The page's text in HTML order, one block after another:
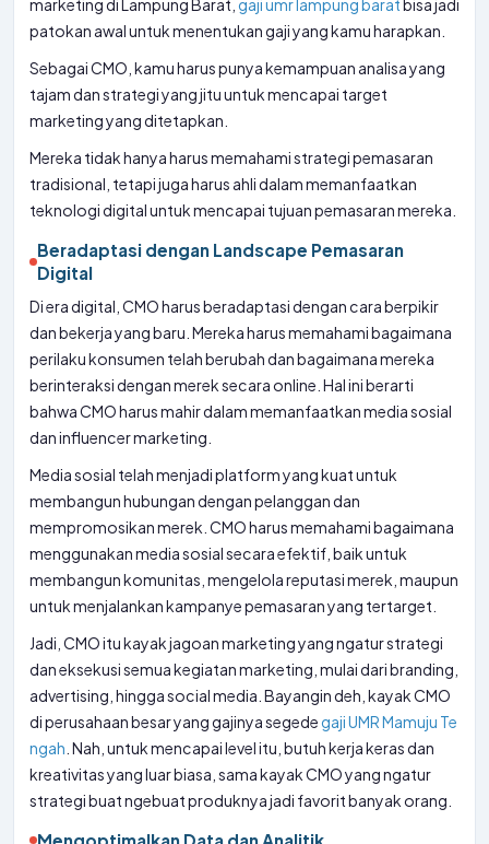
marketing di Lampung Barat, gaji umr lampung barat bisa jadi
patokan awal untuk menentukan gaji yang kamu harapkan.
Sebagai CMO, kamu harus punya kemampuan analisa yang
tajam dan strategi yang jitu untuk mencapai target
marketing yang ditetapkan.
Mereka tidak hanya harus memahami strategi pemasaran
tradisional, tetapi juga harus ahli dalam memanfaatkan
teknologi digital untuk mencapai tujuan pemasaran mereka.
Beradaptasi dengan Landscape Pemasaran
Digital
Di era digital, CMO harus beradaptasi dengan cara berpikir
dan bekerja yang baru. Mereka harus memahami bagaimana
perilaku konsumen telah berubah dan bagaimana mereka
berinteraksi dengan merek secara online. Hal ini berarti
bahwa CMO harus mahir dalam memanfaatkan media sosial
dan influencer marketing.
Media sosial telah menjadi platform yang kuat untuk
membangun hubungan dengan pelanggan dan
mempromosikan merek. CMO harus memahami bagaimana
menggunakan media sosial secara efektif, baik untuk
membangun komunitas, mengelola reputasi merek, maupun
untuk menjalankan kampanye pemasaran yang tertarget.
Jadi, CMO itu kayak jagoan marketing yang ngatur strategi
dan eksekusi semua kegiatan marketing, mulai dari branding,
advertising, hingga social media. Bayangin deh, kayak CMO
di perusahaan besar yang gajinya segede gaji UMR Mamuju Te
ngah . Nah, untuk mencapai level itu, butuh kerja keras dan
kreativitas yang luar biasa, sama kayak CMO yang ngatur
strategi buat ngebuat produknya jadi favorit banyak orang.